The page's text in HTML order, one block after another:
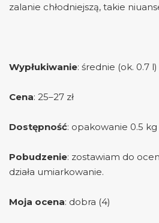
zalanie chłodniejszą, takie
Wypłukiwanie: średnie (ok. 0.7 l)
Cena: 25–27 zł
Dostępność: opakowanie 0.5 kg
Pobudzenie: zostawiam do
działa umiarkowanie.
Moja ocena: dobra (4)